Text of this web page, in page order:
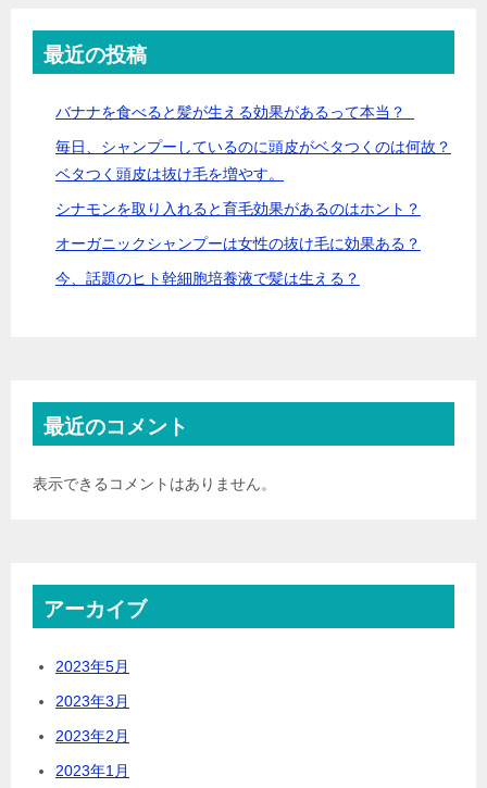
最近の投稿
バナナを食べると髪が生える効果があるって本当？
毎日、シャンプーしているのに頭皮がベタつくのは何故？
ベタつく頭皮は抜け毛を増やす。
シナモンを取り入れると育毛効果があるのはホント？
オーガニックシャンプーは女性の抜け毛に効果ある？
今、話題のヒト幹細胞培養液で髪は生える？
最近のコメント
表示できるコメントはありません。
アーカイブ
2023年5月
2023年3月
2023年2月
2023年1月